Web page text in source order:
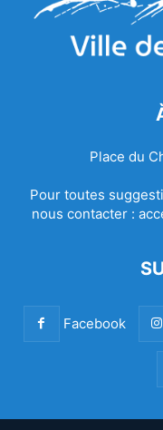
Place du
Pour toutes
nous contacter :
Facebook